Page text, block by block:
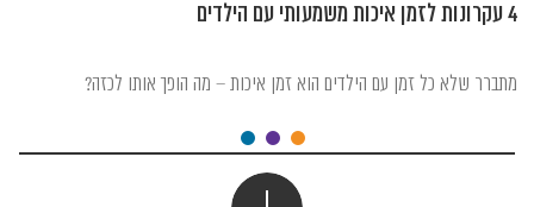
4 עקרונות לזמן איכות משמעותי עם הילדים
מתברר שלא כל זמן עם הילדים הוא זמן איכות – מה הופך אותו לכזה?